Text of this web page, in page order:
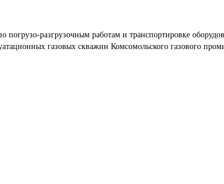
погрузо-разгрузочным работам и транспортировке
газовых скважин Комсомольского газового